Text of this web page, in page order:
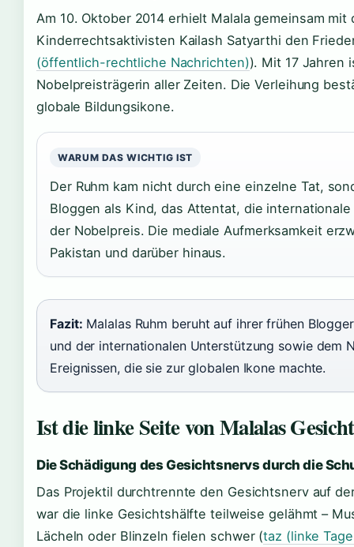
Am 10. Oktober 2014 erhielt Malala gemeinsam mit
Kinderrechtsaktivisten Kailash Satyarthi den
(öffentlich-rechtliche Nachrichten)). Mit 17 Jahren
Nobelpreisträgerin aller Zeiten. Die Verleihung
globale Bildungsikone.
WARUM DAS WICHTIG IST
Der Ruhm kam nicht durch eine einzelne Tat,
Bloggen als Kind, das Attentat, die
der Nobelpreis. Die mediale Aufmerksamkeit
Pakistan und darüber hinaus.
Fazit: Malalas Ruhm beruht auf ihrer frühen
und der internationalen Unterstützung sowie dem
Ereignissen, die sie zur globalen Ikone machte.
Ist die linke Seite von Malalas
Die Schädigung des Gesichtsnervs durch die
Das Projektil durchtrennte den Gesichtsnerv auf
war die linke Gesichtshälfte teilweise gelähmt –
Lächeln oder Blinzeln fielen schwer (taz (linke